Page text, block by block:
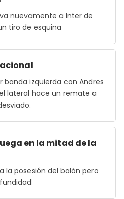
nuevamente a Inter de
tiro de esquina
banda izquierda con Andres
lateral hace un remate a
en la mitad de la
la posesión del balón pero